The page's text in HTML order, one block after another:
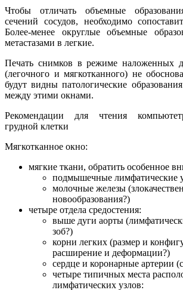
Чтобы отличать объемные
сечений сосудов, необходимо
Более-менее округлые объемные
метастазами в легкие.
Печать снимков в режиме наложенных
(легочного и мягкотканного) не
будут видны патологические
между этими окнами.
Рекомендации для чтения
грудной клетки
Мягкотканное окно:
мягкие ткани, обратить особенное
подмышечные лимфатические
молочные железы
новообразования?)
четыре отдела средостения:
выше дуги аорты
зоб?)
корни легких (размер и
расширение и деформации?)
сердце и коронарные артерии
четыре типичных места
лимфатических узлов: